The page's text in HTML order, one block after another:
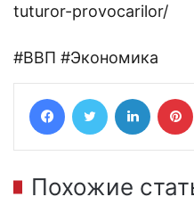
tuturor-provocarilor/
#ВВП #Экономика
FacebookTwitter LinkedIn
Похожие